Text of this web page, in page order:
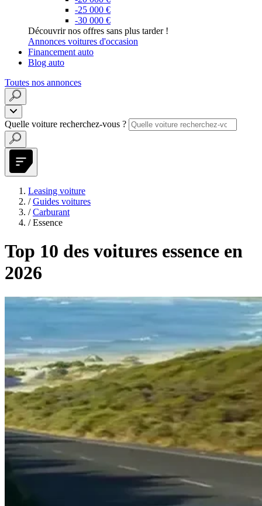
-25 000 €
-30 000 €
Découvrir nos offres sans plus tarder !
Annonces voitures d'occasion
Financement auto
Blog auto
Toutes nos annonces
Quelle voiture recherchez-vous ?
Leasing voiture
/ Guides voitures
/ Carburant
/ Essence
Top 10 des voitures essence en
2026